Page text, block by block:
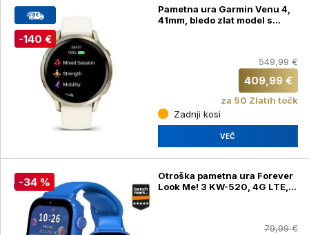
-140 €
Pametna ura Garmin Venu 4,
41mm, bledo zlat model s
549,99 €
409,99 €
za 50 Zlatih točk
Zadnji kosi
VEČ
-34 %
Otroška pametna ura Forever
Look Me! 3 KW-520, 4G LTE,
79,99 €